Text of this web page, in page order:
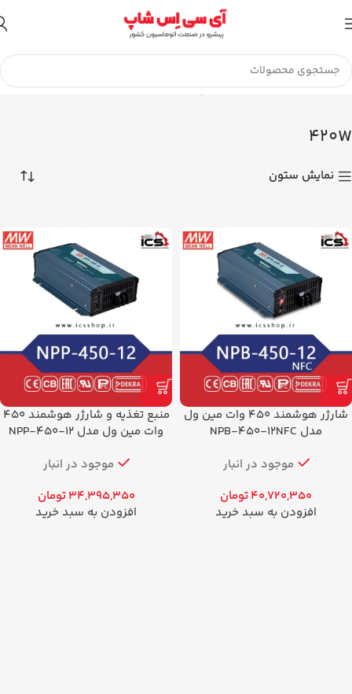
خانه محصول توان خروجی منبع تغذیه 420W
Showing all 2 results
420W
نمایش ستون
شارژر هوشمند 450 وات مین ول
مدل NPB-450-12NFC
موجود در انبار
40,720,350تومان
افزودن به سبد خرید
منبع تغذیه و شارژر هوشمند 450
وات مین ول مدل NPP-450-12
موجود در انبار
34,395,350تومان
افزودن به سبد خرید
تا اطلاع ثانوی لطفا جهت موجودی و قیمت بروز با ما در تماس
باشید 09056458282